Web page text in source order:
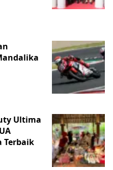
Ultima
Terbaik